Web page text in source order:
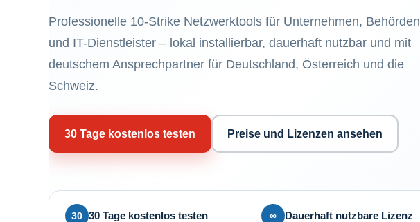
Professionelle 10-Strike Netzwerktools für Unternehmen, Behörden
und IT-Dienstleister – lokal installierbar, dauerhaft nutzbar und mit
deutschem Ansprechpartner für Deutschland, Österreich und die
Schweiz.
30 Tage kostenlos testen Preise und Lizenzen ansehen
30 30 Tage kostenlos testen ∞ Dauerhaft nutzbare Lizenz